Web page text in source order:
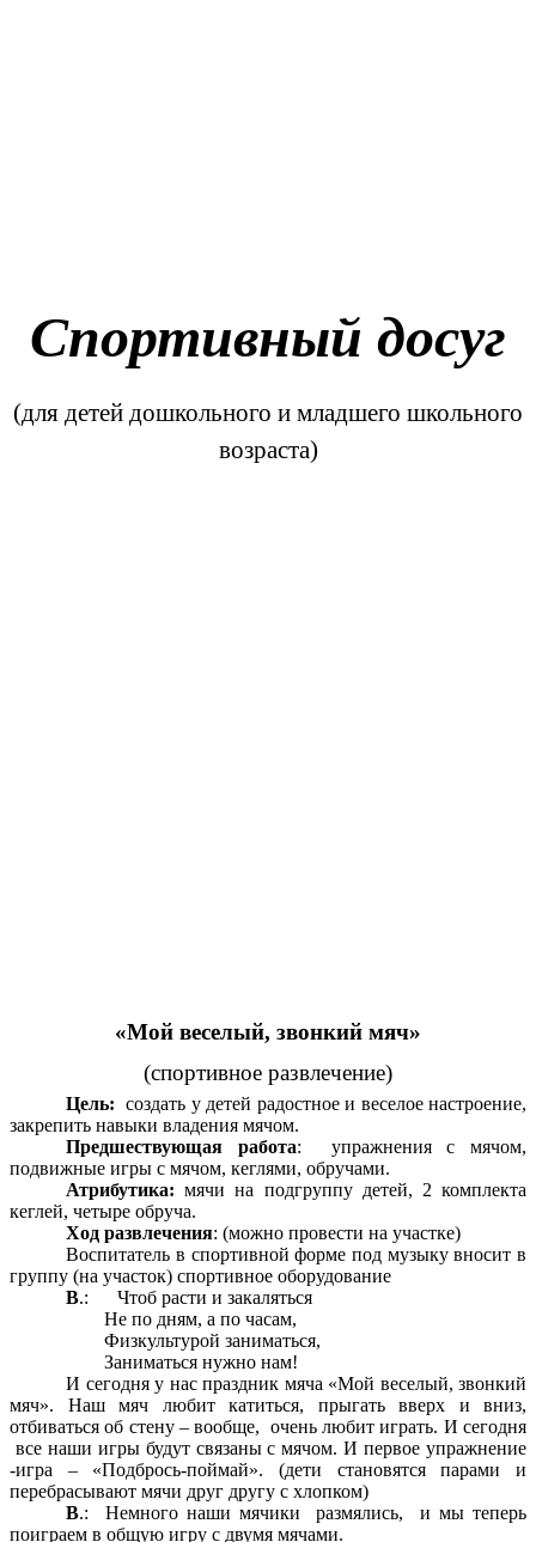
Спортивный досуг
(для детей дошкольного и младшего школьного
возраста)
«Мой веселый, звонкий мяч»
(спортивное развлечение)
Цель: создать у детей радостное и веселое настроение,
закрепить навыки владения мячом.
Предшествующая работа: упражнения с мячом,
подвижные игры с мячом, кеглями, обручами.
Атрибутика: мячи на подгруппу детей, 2 комплекта
кеглей, четыре обруча.
Ход развлечения: (можно провести на участке)
Воспитатель в спортивной форме под музыку вносит в
группу (на участок) спортивное оборудование
В.: Чтоб расти и закаляться
Не по дням, а по часам,
Физкультурой заниматься,
Заниматься нужно нам!
И сегодня у нас праздник мяча «Мой веселый, звонкий
мяч». Наш мяч любит катиться, прыгать вверх и вниз,
отбиваться об стену – вообще, очень любит играть. И сегодня
все наши игры будут связаны с мячом. И первое упражнение
-игра – «Подбрось-поймай». (дети становятся парами и
перебрасывают мячи друг другу с хлопком)
В.: Немного наши мячики размялись, и мы теперь
поиграем в общую игру с двумя мячами.